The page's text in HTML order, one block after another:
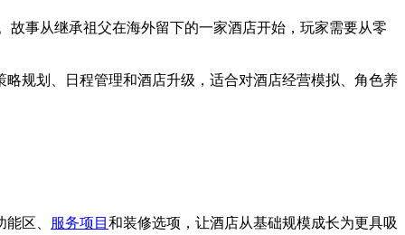
事从继承祖父在海外留下的一家酒店开始，玩家需要从零
规划、日程管理和酒店升级，适合对酒店经营模拟、角色养
区、 服务项目 和装修选项，让酒店从基础规模成长为更具吸